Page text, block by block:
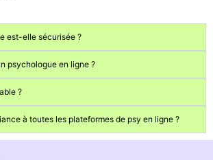
est-elle sécurisée ?
psychologue en ligne ?
?
à toutes les plateformes de psy en ligne ?